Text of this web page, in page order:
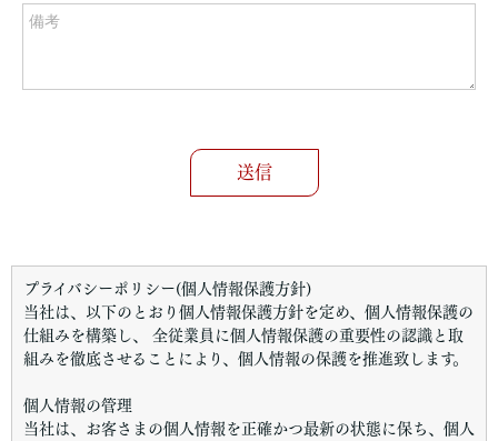
プライバシーポリシー(個人情報保護方針)
当社は、以下のとおり個人情報保護方針を定め、個人情報保護の
仕組みを構築し、 全従業員に個人情報保護の重要性の認識と取
組みを徹底させることにより、個人情報の保護を推進致します。
個人情報の管理
当社は、お客さまの個人情報を正確かつ最新の状態に保ち、個人